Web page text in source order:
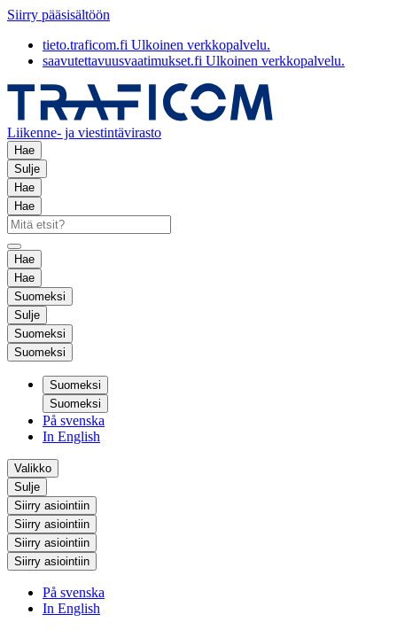
Siirry pääsisältöön
tieto.traficom.fi Ulkoinen verkkopalvelu.
saavutettavuusvaatimukset.fi Ulkoinen verkkopalvelu.
Liikenne- ja viestintävirasto
Hae
Sulje
Hae
Hae
Hae
Hae
Suomeksi
Sulje
Suomeksi
Suomeksi
Suomeksi
Suomeksi
På svenska
In English
Valikko
Sulje
Siirry asiointiin
Siirry asiointiin
Siirry asiointiin
Siirry asiointiin
På svenska
In English